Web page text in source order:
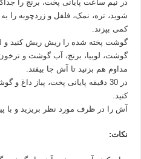
در نیم ساعت پایانی پخت، برنج را
شوید، تره، نمک، فلفل و زردچوبه را به
کمی بپزند.
گوشت پخته شده را ریش ریش کنید و
گوشت، لوبیا، برنج، آب گوشت و
مداوم هم بزنید تا آش جا بیفتد.
در 30 دقیقه پایانی پخت، پیاز
کنید.
آش را در ظرف مورد نظر بریزید و با
نکات: